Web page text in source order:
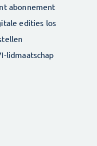
abonnement
edities los
lidmaatschap